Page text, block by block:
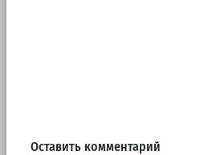
Оставить комментарий